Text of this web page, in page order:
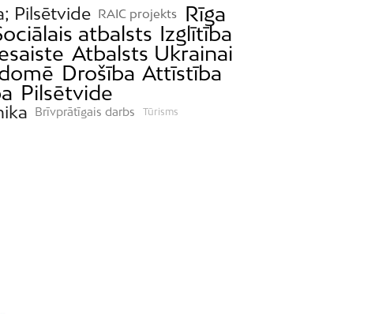
Pilsētvide RAIC projekts Rīga
atbalsts Izglītība
Atbalsts Ukrainai
Drošība Attīstība
Pilsētvide
Brīvprātīgais darbs Tūrisms